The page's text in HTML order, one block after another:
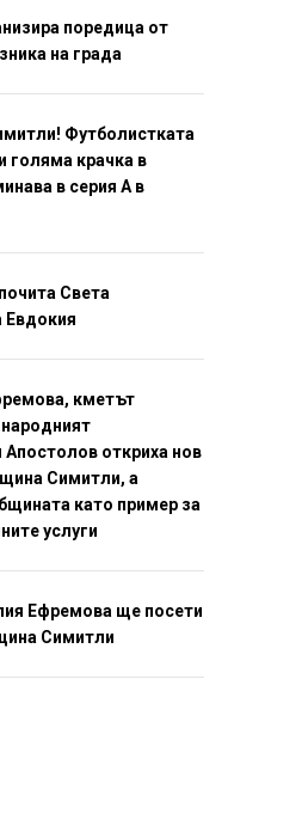
поредица от
на града
Футболистката
голяма крачка в
в серия А в
Света
Евдокия
кметът
откриха нов
Симитли, а
като пример за
услуги
Ефремова ще посети
Симитли